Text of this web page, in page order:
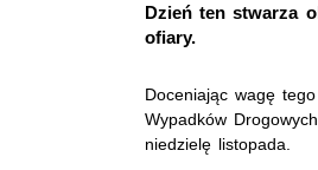
Dzień ten stwarza
ofiary.
Doceniając wagę
Wypadków
niedzielę listopada.